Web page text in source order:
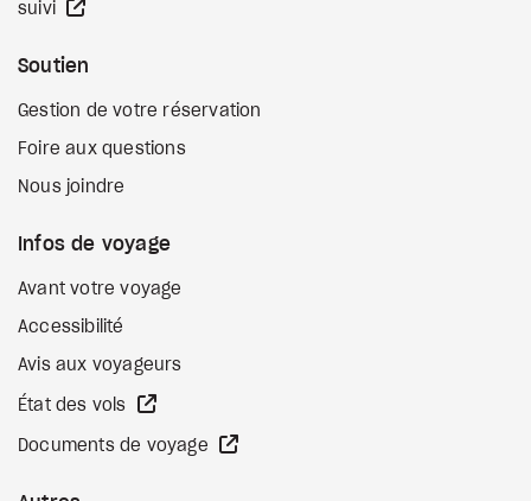
suivi
Soutien
Gestion de votre réservation
Foire aux questions
Nous joindre
Infos de voyage
Avant votre voyage
Accessibilité
Avis aux voyageurs
État des vols
Documents de voyage